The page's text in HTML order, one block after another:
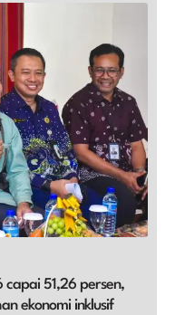
capai 51,26 persen,
ekonomi inklusif